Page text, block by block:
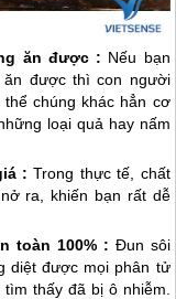
ăn được : Nếu bạn
được thì con người
chúng khác hẳn cơ
loại quả hay nấm
: Trong thực tế, chất
ra, khiến bạn rất dễ
toàn 100% : Đun sôi
diệt được mọi phân tử
thấy đã bị ô nhiễm.